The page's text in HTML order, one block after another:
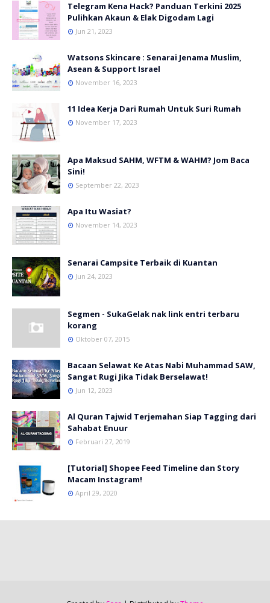
Telegram Kena Hack? Panduan Terkini 2025
Pulihkan Akaun & Elak Digodam Lagi
Jun 21, 2023
Watsons Skincare : Senarai Jenama Muslim,
Asean & Support Israel
November 16, 2023
11 Idea Kerja Dari Rumah Untuk Suri Rumah
November 17, 2023
Apa Maksud SAHM, WFTM & WAHM? Jom Baca
Sini!
September 22, 2023
Apa Itu Wasiat?
November 14, 2023
Senarai Campsite Terbaik di Kuantan
Jun 24, 2023
Segmen - SukaGelak nak link entri terbaru
korang
Oktober 07, 2015
Bacaan Selawat Ke Atas Nabi Muhammad SAW,
Sangat Rugi Jika Tidak Berselawat!
Jun 12, 2023
Al Quran Tajwid Terjemahan Siap Tagging dari
Sahabat Enuur
Februari 27, 2019
[Tutorial] Shopee Feed Timeline dan Story
Macam Instagram!
April 29, 2020